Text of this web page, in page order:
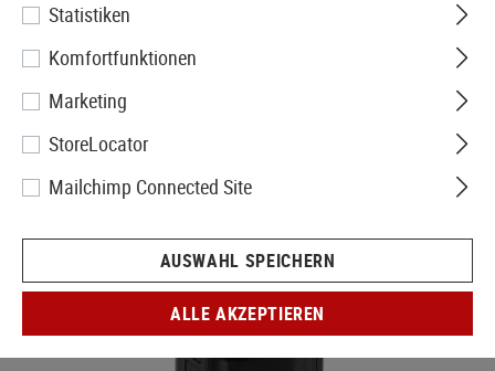
Omnivore Holster with
Streamlight TLR-1/2
Statistiken
Komfortfunktionen
Marketing
StoreLocator
Mailchimp Connected Site
AUSWAHL SPEICHERN
ALLE AKZEPTIEREN